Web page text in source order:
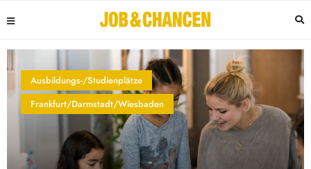
Ausbildungs-/Studienplätze
Frankfurt/Darmstadt/Wiesbaden